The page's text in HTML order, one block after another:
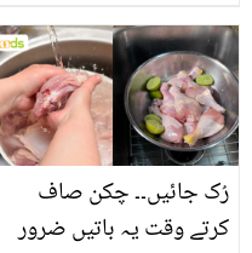
بنانے کے چند قدرتی طریقے
رُک جائیں۔۔ چکن صاف
کرتے وقت یہ باتیں ضرور